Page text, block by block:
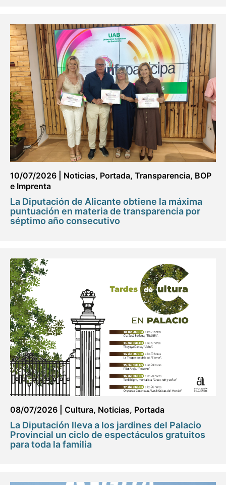
10/07/2026 Noticias, Portada, Transparencia, BOP
e Imprenta
La Diputación de Alicante obtiene la máxima
puntuación en materia de transparencia por
séptimo año consecutivo
08/07/2026 Cultura, Noticias, Portada
La Diputación lleva a los jardines del Palacio
Provincial un ciclo de espectáculos gratuitos
para toda la familia